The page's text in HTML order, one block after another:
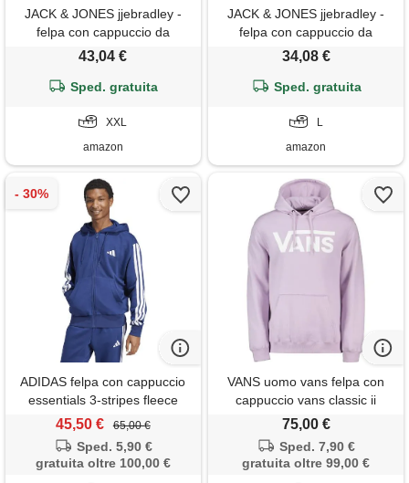
JACK & JONES jjebradley -
felpa con cappuccio da
ragazzo con zip, blu (insignia
43,04 €
Sped. gratuita
XXL
amazon
JACK & JONES jjebradley -
felpa con cappuccio da
ragazzo con zip, port royale, l
34,08 €
Sped. gratuita
L
amazon
ADIDAS felpa con cappuccio
essentials 3-stripes fleece
giacca uomo
45,50 € 65,00 €
Sped. 5,90 €
gratuita oltre 100,00 €
VANS uomo vans felpa con
cappuccio vans classic ii
75,00 €
Sped. 7,90 €
gratuita oltre 99,00 €